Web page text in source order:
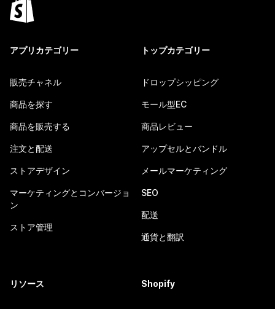
アプリカテゴリー
販売チャネル
商品を探す
商品を販売する
注文と配送
ストアデザイン
マーケティングとコンバージョ
ン
ストア管理
トップカテゴリー
ドロップシッピング
モール型EC
商品レビュー
アップセルとバンドル
メールマーケティング
SEO
配送
通貨と翻訳
リソース Shopify